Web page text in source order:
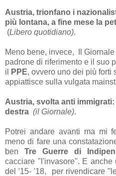
Austria, trionfano i
più lontana, a fine mese la
(Libero quotidiano).
Meno bene, invece, Il
padrone di riferimento e il suo
il
PPE, ovvero uno dei più forti
appiattisce sulla vulgata
Austria, svolta anti
destra (il Giornale).
Potrei andare avanti ma mi
meno di fare una
ben Tre Guerre di
cacciare "l'invasore". E
del '15- '18, per rivendicare